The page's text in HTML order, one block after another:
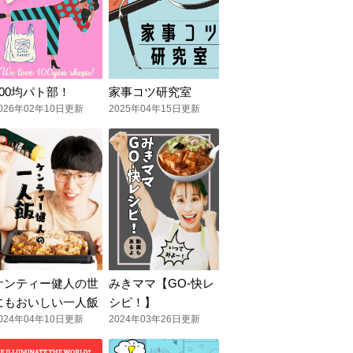
均パト部！
年02年10日更新
家事コツ研究室
2025年04年15日更新
ンティー健人の世
もおいしい一人飯
年04年10日更新
みきママ【GO-快レ
シピ！】
2024年03年26日更新